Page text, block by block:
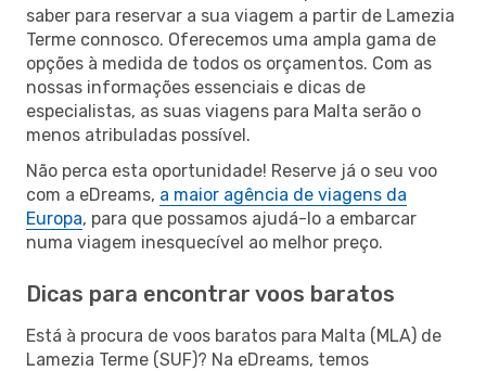
saber para reservar a sua viagem a partir de Lamezia
Terme connosco. Oferecemos uma ampla gama de
opções à medida de todos os orçamentos. Com as
nossas informações essenciais e dicas de
especialistas, as suas viagens para Malta serão o
menos atribuladas possível.
Não perca esta oportunidade! Reserve já o seu voo
com a eDreams, a maior agência de viagens da
Europa, para que possamos ajudá-lo a embarcar
numa viagem inesquecível ao melhor preço.
Dicas para encontrar voos baratos
Está à procura de voos baratos para Malta (MLA) de
Lamezia Terme (SUF)? Na eDreams, temos